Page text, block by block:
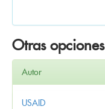
Otras
Autor
USAID